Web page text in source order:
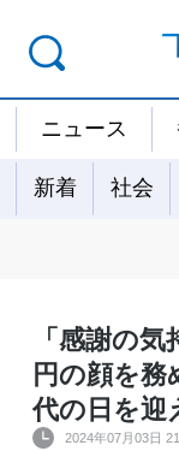
ニュース
新着 社会
「感謝の
円の顔を
代の日を
2024年07月03日